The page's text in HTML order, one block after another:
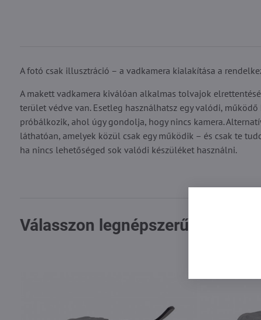
A fotó csak illusztráció – a vadkamera kialakítása a
A makett vadkamera kiválóan alkalmas tolvajok
terület védve van. Esetleg használhatsz egy valódi,
próbálkozik, ahol úgy gondolja, hogy nincs kamera.
láthatóan, amelyek közül csak egy működik – és csak te
ha nincs lehetőséged sok valódi készüléket használni.
Válasszon legnépszerűbb